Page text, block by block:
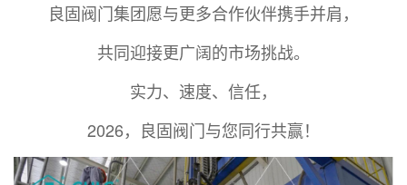
良固阀门集团愿与更多合作伙伴携手并肩，
共同迎接更广阔的市场挑战。
实力、速度、信任，
2026，良固阀门与您同行共赢！